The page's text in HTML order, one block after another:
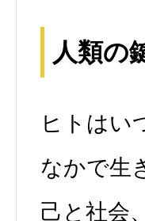
人類の
ヒトはい
なかで生
己と社会